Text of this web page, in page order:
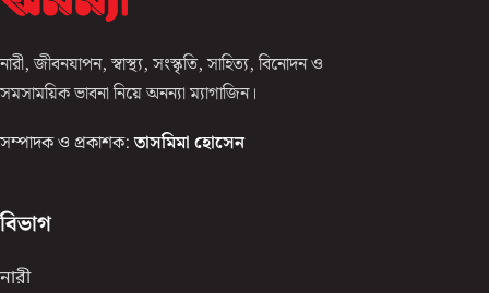
নারী, জীবনযাপন, স্বাস্থ্য, সংস্কৃতি, সাহিত্য, বিনোদন ও
সমসাময়িক ভাবনা নিয়ে অনন্যা ম্যাগাজিন।
সম্পাদক ও প্রকাশক: তাসমিমা হোসেন
বিভাগ
নারী